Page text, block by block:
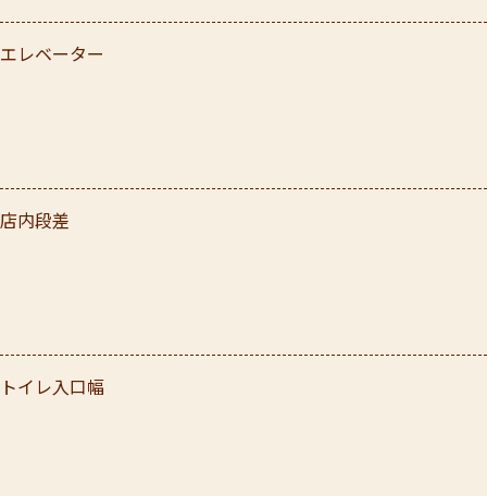
エレベーター
店内段差
トイレ入口幅